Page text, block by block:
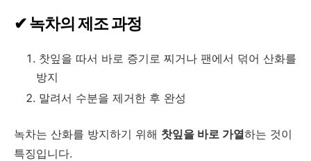
✔ 녹차의 제조 과정
찻잎을 따서 바로 증기로 찌거나 팬에서 덖어 산화를
방지
말려서 수분을 제거한 후 완성
녹차는 산화를 방지하기 위해 찻잎을 바로 가열하는 것이
특징입니다.